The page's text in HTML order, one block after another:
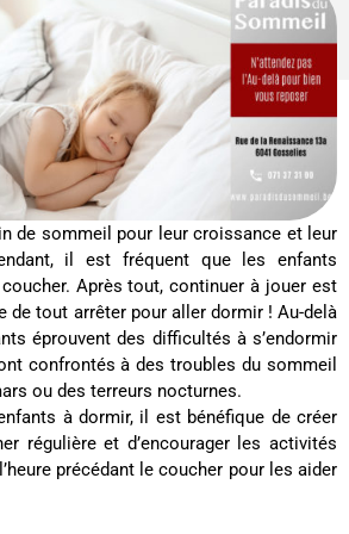
de sommeil pour leur croissance et leur
il est fréquent que les enfants
Après tout, continuer à jouer est
de tout arrêter pour aller dormir ! Au-delà
éprouvent des difficultés à s’endormir
confrontés à des troubles du sommeil
ou des terreurs nocturnes.
à dormir, il est bénéfique de créer
régulière et d’encourager les activités
précédant le coucher pour les aider